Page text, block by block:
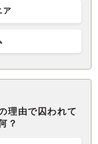
ア
理由で囚われて
？